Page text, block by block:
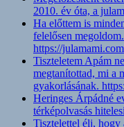
2010. év óta, a
Ha előttem is
felelősen
https://julamami.com
Tiszteletem Apám
megtanítottad, mi a
gyakorlásának.
Heringes Árpádné
térképolvasás
Tisztelettel élj, hogy